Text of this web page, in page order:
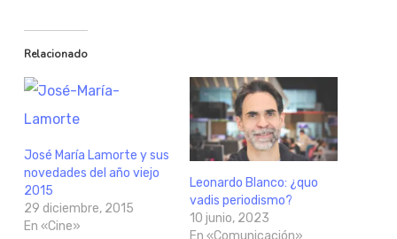
Relacionado
José María Lamorte y sus
novedades del año viejo
2015
29 diciembre, 2015
En «Cine»
Leonardo Blanco: ¿quo
vadis periodismo?
10 junio, 2023